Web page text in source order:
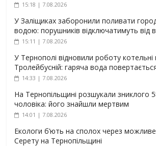
15:18 | 7.08.2026
У Заліщиках заборонили поливати
водою: порушників відключатимуть від
15:11 | 7.08.2026
У Тернополі відновили роботу котельні
Тролейбусній: гаряча вода
14:33 | 7.08.2026
На Тернопільщині розшукали зниклого
чоловіка: його знайшли мертвим
14:01 | 7.08.2026
Екологи б’ють на сполох через
Серету на Тернопільщині